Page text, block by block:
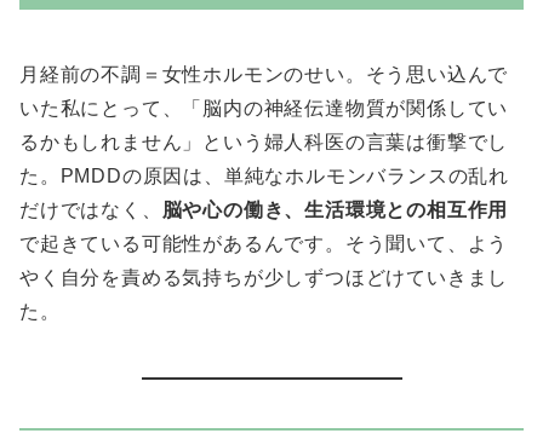
月経前の不調＝女性ホルモンのせい。そう思い込んで
いた私にとって、「脳内の神経伝達物質が関係してい
るかもしれません」という婦人科医の言葉は衝撃でし
た。PMDDの原因は、単純なホルモンバランスの乱れ
だけではなく、 脳や心の働き、生活環境との相互作用
で起きている可能性があるんです。そう聞いて、よう
やく自分を責める気持ちが少しずつほどけていきまし
た。